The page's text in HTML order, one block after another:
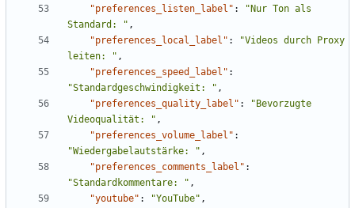
"preferences_listen_label" :
"Nur Ton als
Standard: " ,
"preferences_local_label" :
"Videos durch Proxy
leiten: " ,
"preferences_speed_label" :
"Standardgeschwindigkeit: " ,
"preferences_quality_label" :
"Bevorzugte
Videoqualität: " ,
"preferences_volume_label" :
"Wiedergabelautstärke: " ,
"preferences_comments_label" :
"Standardkommentare: " ,
"youtube" : "YouTube" ,